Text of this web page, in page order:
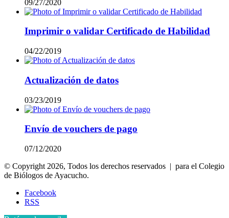
09/27/2020
Imprimir o validar Certificado de Habilidad
04/22/2019
Actualización de datos
03/23/2019
Envío de vouchers de pago
07/12/2020
© Copyright 2026, Todos los derechos reservados | para el Colegio
de Biólogos de Ayacucho.
Facebook
RSS